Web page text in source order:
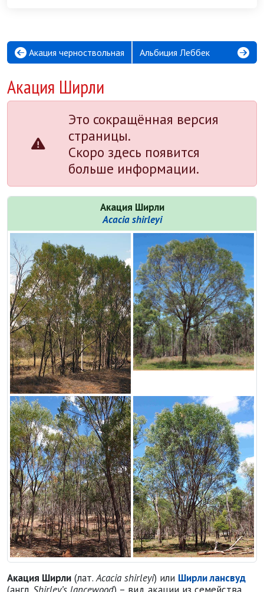
Акация черноствольная Альбиция Леббек
Акация Ширли
Это сокращённая версия
страницы.
Скоро здесь появится
больше информации.
Акация Ширли
Acacia shirleyi
Акация Ширли (Acacia shirleyi)
Акация Ширли (Acacia shirleyi)
Акация Ширли (Acacia shirleyi)
Акация Ширли (лат.Acacia shirleyi) или Ширли лансвуд